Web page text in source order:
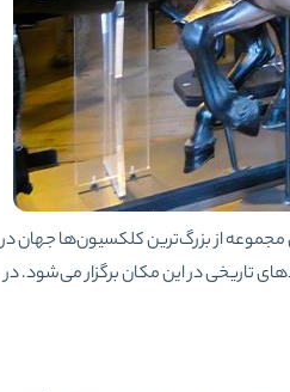
از بزرگ‌ترین کلکسیون‌ها جهان در
تاریخی در این مکان برگزار می‌شود. در